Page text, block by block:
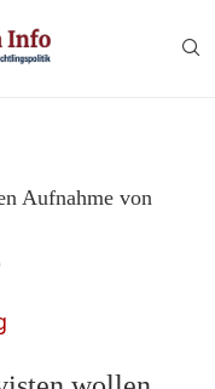
Aufnahme von